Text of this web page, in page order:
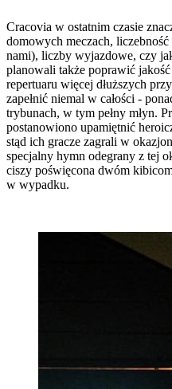
Cracovia w ostatnim czasie
domowych meczach,
nami), liczby wyjazdowe, czy
planowali także poprawić
repertuaru więcej dłuższych
zapełnić niemal w całości -
trybunach, w tym pełny młyn.
postanowiono upamiętnić
stąd ich gracze zagrali w
specjalny hymn odegrany z tej
ciszy poświęcona dwóm
w wypadku.